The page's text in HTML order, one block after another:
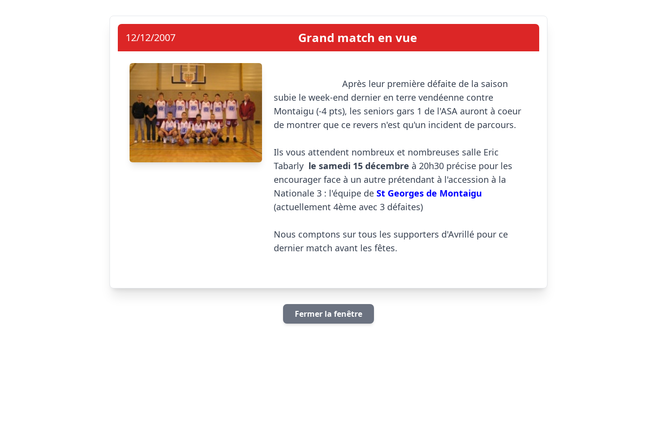
12/12/2007 Grand match en vue
                            Après leur première défaite de la saison
subie le week-end dernier en terre vendéenne contre
Montaigu (-4 pts), les seniors gars 1 de l'ASA auront à coeur
de montrer que ce revers n'est qu'un incident de parcours.
Ils vous attendent nombreux et nombreuses salle Eric
Tabarly le samedi 15 décembre à 20h30 précise pour les
encourager face à un autre prétendant à l'accession à la
Nationale 3 : l'équipe de St Georges de Montaigu
(actuellement 4ème avec 3 défaites)
Nous comptons sur tous les supporters d'Avrillé pour ce
dernier match avant les fêtes.
Fermer la fenêtre